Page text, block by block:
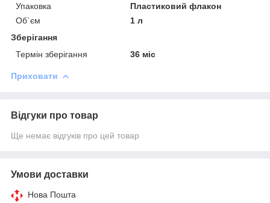
Упаковка
Пластиковий флакон
Об`єм
1 л
Зберігання
Термін зберігання
36 міс
Приховати
Відгуки про товар
Ще немає відгуків про цей товар
Умови доставки
Нова Пошта